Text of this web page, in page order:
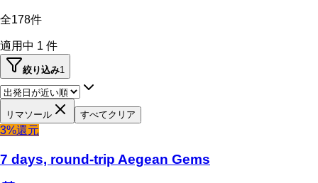
全178件
適用中 1 件
絞り込み1
リマソール すべてクリア
3%還元
7 days, round-trip Aegean Gems